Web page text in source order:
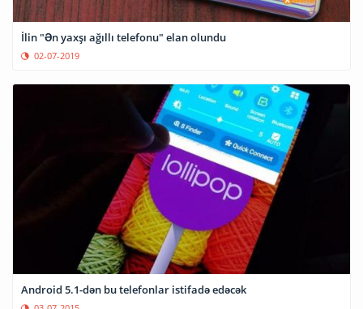
İlin "Ən yaxşı ağıllı telefonu" elan olundu
02-07-2019
Android 5.1-dən bu telefonlar istifadə edəcək